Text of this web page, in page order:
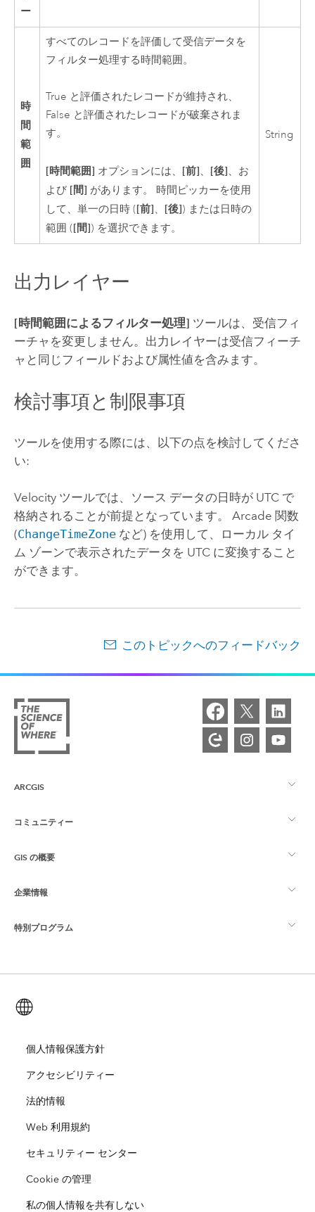
ー
時
間
範
囲
すべてのレコードを評価して受信データを
フィルター処理する時間範囲。
True と評価されたレコードが維持され、
False と評価されたレコードが破棄されま
す。
[時間範囲] オプションには、 [前]、 [後]、お
よび [間] があります。 時間ピッカーを使用
して、単一の日時 ([前]、 [後]) または日時の
範囲 ([間]) を選択できます。
String
出力レイヤー
[時間範囲によるフィルター処理] ツールは、受信フィ
ーチャを変更しません。出力レイヤーは受信フィーチ
ャと同じフィールドおよび属性値を含みます。
検討事項と制限事項
ツールを使用する際には、以下の点を検討してくださ
い:
Velocityツールでは、ソース データの日時が UTC で
格納されることが前提となっています。 Arcade 関数
(ChangeTimeZoneなど) を使用して、ローカル タイ
ム ゾーンで表示されたデータを UTC に変換すること
ができます。
このトピックへのフィードバック
ARCGIS
ArcGIS の概要
マッピング
Esri ストア
コミュニティー
Esri Community
ArcGIS ブログ
ユーザー調査およびテスト
Esri Young Professionals Network
イベント
GIS の概要
GIS とは
ロケーション インテリジェンス
トレーニング
ArcUser
ArcNews
Esri Press
GIS 用語集
企業情報
Esri について
採用情報
オープンビジョン
企業行動規範
サイトマップ
特別プログラム
ArcGIS for Student Use
自然保護
災害対応
教育機関
人種的平等
個人情報保護方針
アクセシビリティー
法的情報
Web 利用規約
セキュリティー センター
Cookie の管理
私の個人情報を共有しない